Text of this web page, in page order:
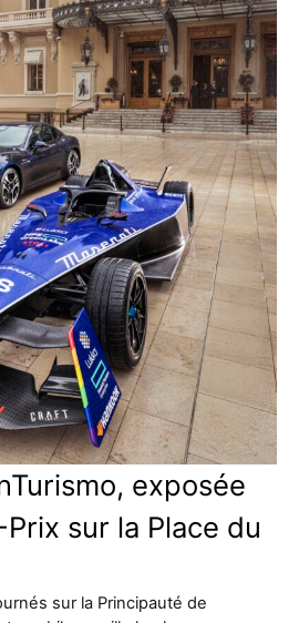
exposée
sur la Place du
sur la Principauté de